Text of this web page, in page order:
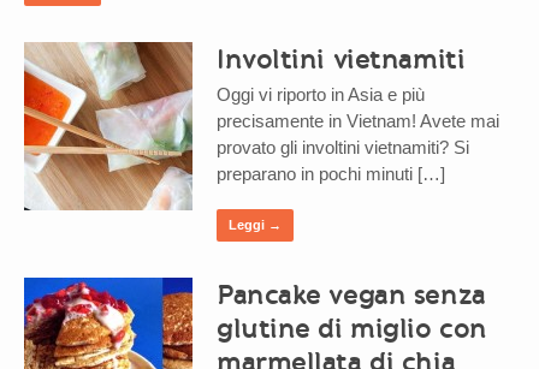
Involtini vietnamiti
Oggi vi riporto in Asia e più
precisamente in Vietnam! Avete mai
provato gli involtini vietnamiti? Si
preparano in pochi minuti […]
Leggi →
Pancake vegan senza
glutine di miglio con
marmellata di chia